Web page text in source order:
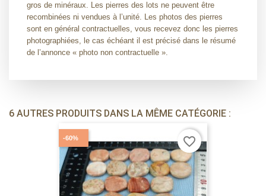
gros de minéraux. Les pierres des lots ne peuvent être
recombinées ni vendues à l’unité. Les photos des pierres
sont en général contractuelles, vous recevez donc les pierres
photographiées, le cas échéant il est précisé dans le résumé
de l’annonce « photo non contractuelle ».
6 AUTRES PRODUITS DANS LA MÊME CATÉGORIE :
-60% favorite_border